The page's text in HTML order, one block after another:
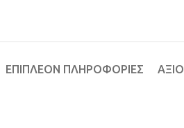
ΕΠΙΠΛΈΟΝ ΠΛΗΡΟΦΟΡΊΕΣ